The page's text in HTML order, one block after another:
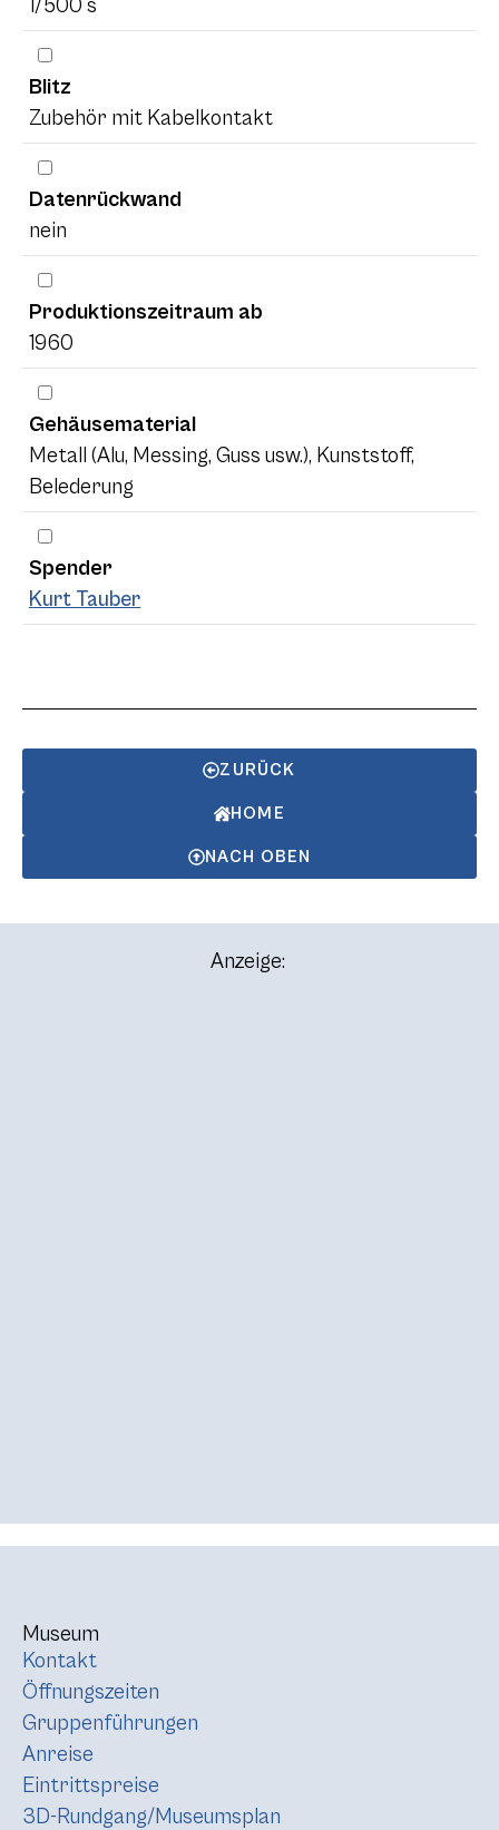
1/500 s
Blitz
Zubehör mit Kabelkontakt
Datenrückwand
nein
Produktionszeitraum ab
1960
Gehäusematerial
Metall (Alu, Messing, Guss usw.), Kunststoff,
Belederung
Spender
Kurt Tauber
ZURÜCK
HOME
NACH OBEN
Anzeige:
Museum
Kontakt
Öffnungszeiten
Gruppenführungen
Anreise
Eintrittspreise
3D-Rundgang/Museumsplan